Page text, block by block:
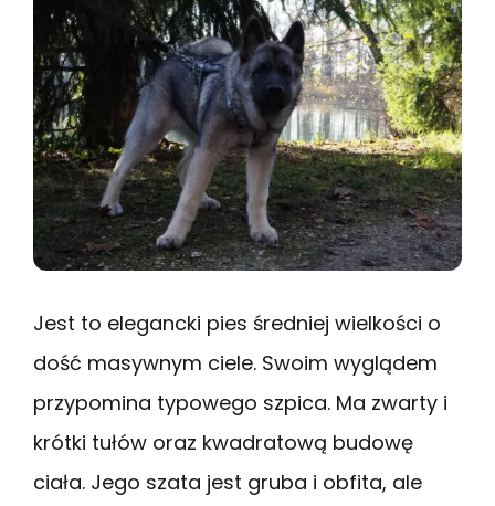
Jest to elegancki pies średniej wielkości o
dość masywnym ciele. Swoim wyglądem
przypomina typowego szpica. Ma zwarty i
krótki tułów oraz kwadratową budowę
ciała. Jego szata jest gruba i obfita, ale